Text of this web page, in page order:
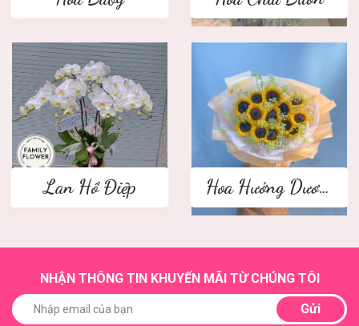
Lan Hồ Điệp Hoa Hướng Dương
NHẬN THÔNG TIN KHUYẾN MÃI TỪ CHÚNG TÔI
Gửi